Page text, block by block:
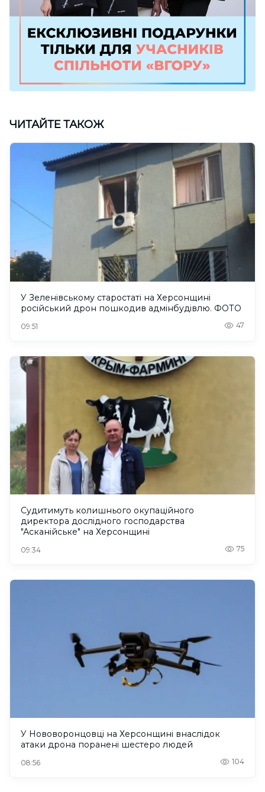
ЧИТАЙТЕ ТАКОЖ
У Зеленівському старостаті на Херсонщині
російський дрон пошкодив адмінбудівлю. ФОТО
09:51 47
Судитимуть колишнього окупаційного
директора дослідного господарства
"Асканійське" на Херсонщині
09:34 75
У Нововоронцовці на Херсонщині внаслідок
атаки дрона поранені шестеро людей
08:56 104